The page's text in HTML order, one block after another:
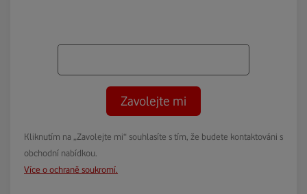
Zavolejte mi
Kliknutím na „Zavolejte mi“ souhlasíte s tím, že budete kontaktováni s
obchodní nabídkou.
Více o ochraně soukromí.